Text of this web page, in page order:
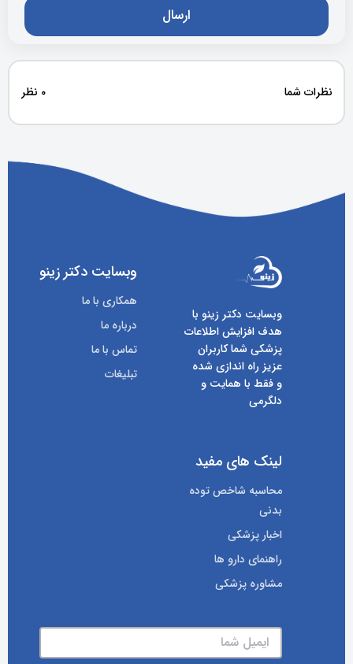
نظرات شما 0 نظر
وبسایت دکتر زینو با
هدف افزایش اطلاعات
پزشکی شما کاربران
عزیز راه اندازی شده
و فقط با همایت و
دلگرمی
وبسایت دکتر زینو
همکاری با ما
درباره ما
تماس با ما
تبلیغات
لینک های مفید
محاسبه شاخص توده
بدنی
اخبار پزشکی
راهنمای دارو ها
مشاوره پزشکی